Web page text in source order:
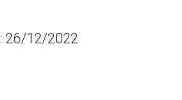
: 26/12/2022